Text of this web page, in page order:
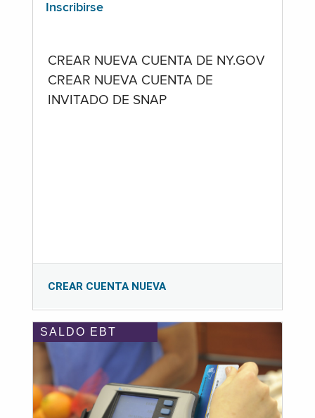
Inscribirse
CREAR NUEVA CUENTA DE NY.GOV
CREAR NUEVA CUENTA DE
INVITADO DE SNAP
CREAR CUENTA NUEVA
SALDO EBT